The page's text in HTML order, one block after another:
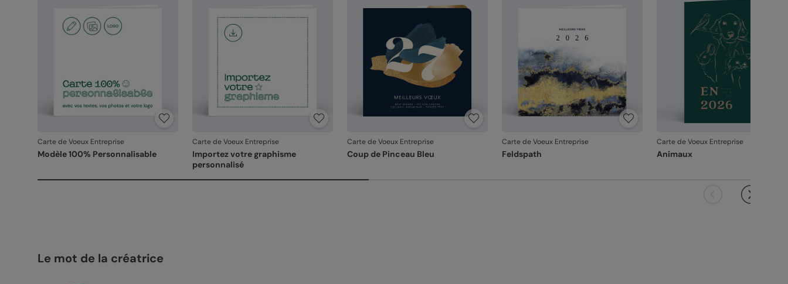
Carte de Voeux Entreprise
Modèle 100% Personnalisable
Carte de Voeux Entreprise
Importez votre graphisme
personnalisé
Carte de Voeux Entreprise
Coup de Pinceau Bleu
Carte de Voeux Entreprise
Feldspath
Carte de Voeux Entreprise
Animaux
Le mot de la créatrice